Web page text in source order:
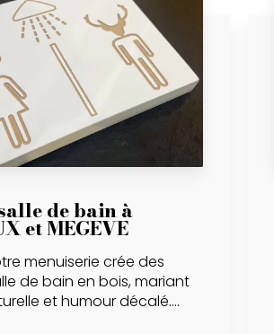
de bain à
et MEGEVE
menuiserie crée des
de bain en bois, mariant
et humour décalé....